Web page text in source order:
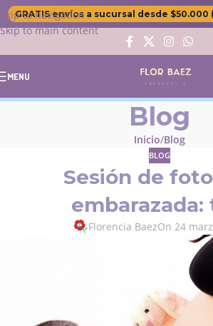
Skip to navigation
Skip to main content
GRATIS envíos a sucursal desde
MENU
Blog
Inicio Blog
BLOG
Sesión de
embarazada:
Florencia BaezOn 24